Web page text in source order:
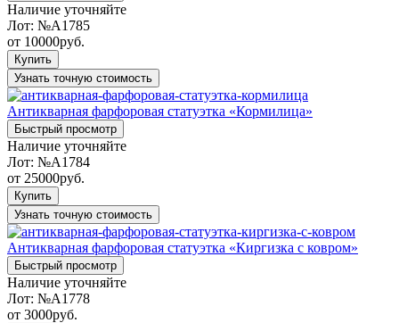
Наличие уточняйте
Лот: №A1785
от 10000руб.
Купить
Узнать точную стоимость
Антикварная фарфоровая статуэтка «Кормилица»
Быстрый просмотр
Наличие уточняйте
Лот: №A1784
от 25000руб.
Купить
Узнать точную стоимость
Антикварная фарфоровая статуэтка «Киргизка с ковром»
Быстрый просмотр
Наличие уточняйте
Лот: №A1778
от 3000руб.